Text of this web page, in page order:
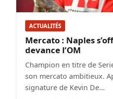
ACTUALITÉS
Mercato : Naples
devance l’OM
Champion en titre de
son mercato ambitieux.
signature de Kevin De…